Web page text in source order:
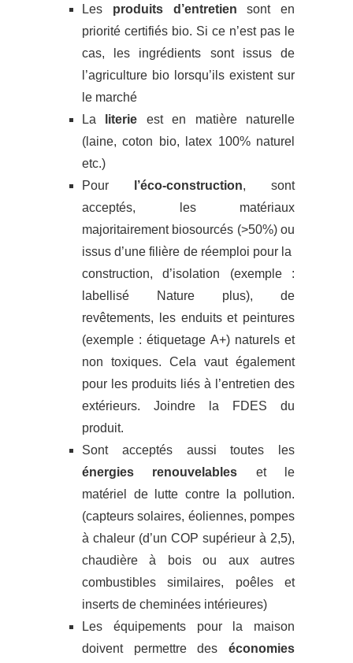
Les produits d’entretien sont en
priorité certifiés bio. Si ce n’est pas le
cas, les ingrédients sont issus de
l’agriculture bio lorsqu’ils existent sur
le marché
La
literie est en matière naturelle
(laine, coton bio, latex 100% naturel
etc.)
Pour
l’éco-construction, sont
acceptés, les matériaux
majoritairement biosourcés (>50%) ou
issus d’une filière de réemploi pour la
construction, d’isolation (exemple :
labellisé Nature plus), de
revêtements, les enduits et peintures
(exemple : étiquetage A+) naturels et
non toxiques. Cela vaut également
pour les produits liés à l’entretien des
extérieurs. Joindre la FDES du
produit.
Sont acceptés aussi toutes les
énergies renouvelables et le
matériel de lutte contre la pollution.
(capteurs solaires, éoliennes, pompes
à chaleur (d’un COP supérieur à 2,5),
chaudière à bois ou aux autres
combustibles similaires, poêles et
inserts de cheminées intérieures)
Les équipements pour la maison
doivent permettre des économies